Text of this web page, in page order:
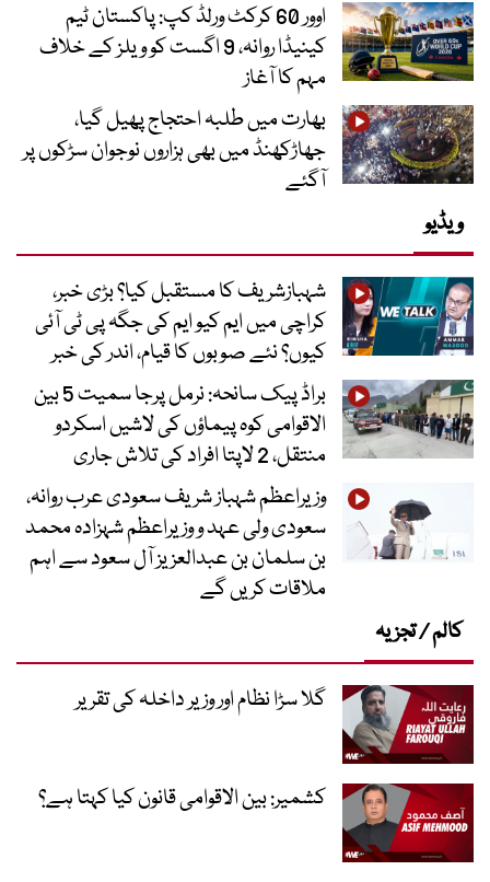
اوور 60 کرکٹ ورلڈ کپ: پاکستان ٹیم
کینیڈا روانہ، 9 اگست کو ویلز کے خلاف
مہم کا آغاز
بھارت میں طلبہ احتجاج پھیل گیا،
جھاڑکھنڈ میں بھی ہزاروں نوجوان سڑکوں پر
آگئے
ویڈیو
شہبازشریف کا مستقبل کیا؟ بڑی خبر،
کراچی میں ایم کیو ایم کی جگہ پی ٹی آئی
کیوں؟ نئے صوبوں کا قیام، اندر کی خبر
براڈ پیک سانحہ: نرمل پرجا سمیت 5 بین
الاقوامی کوہ پیماؤں کی لاشیں اسکردو
منتقل، 2 لاپتا افراد کی تلاش جاری
وزیراعظم شہباز شریف سعودی عرب روانہ،
سعودی ولی عہد و وزیراعظم شہزادہ محمد
بن سلمان بن عبدالعزیز آل سعود سے اہم
ملاقات کریں گے
کالم / تجزیہ
گلا سڑا نظام اور وزیر داخلہ کی تقریر
کشمیر: بین الاقوامی قانون کیا کہتا ہے؟